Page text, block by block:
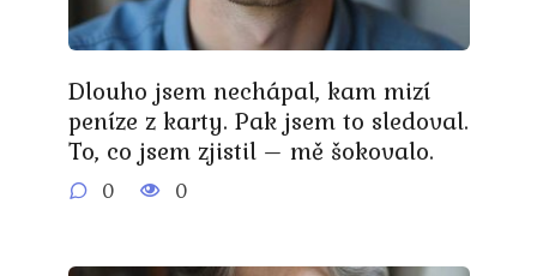
Dlouho jsem nechápal, kam mizí
peníze z karty. Pak jsem to sledoval.
To, co jsem zjistil – mě šokovalo.
0 0